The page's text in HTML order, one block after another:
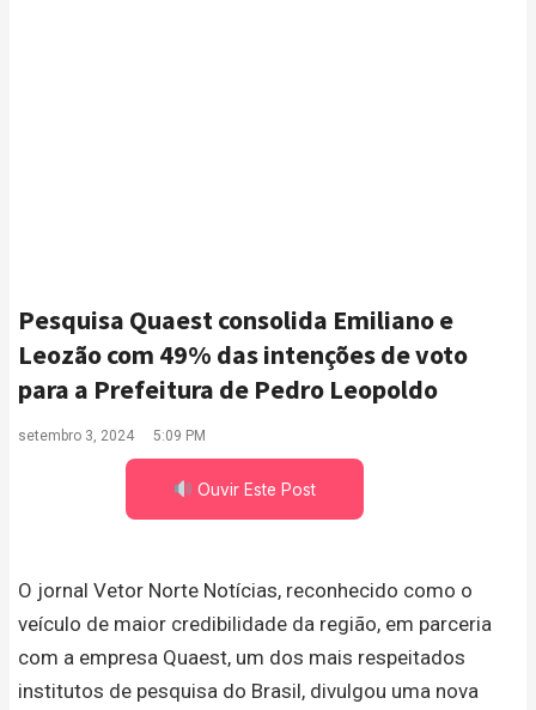
Pesquisa Quaest consolida Emiliano e
Leozão com 49% das intenções de voto
para a Prefeitura de Pedro Leopoldo
setembro 3, 2024 5:09 PM
Ouvir Este Post
O jornal Vetor Norte Notícias, reconhecido como o
veículo de maior credibilidade da região, em parceria
com a empresa Quaest, um dos mais respeitados
institutos de pesquisa do Brasil, divulgou uma nova